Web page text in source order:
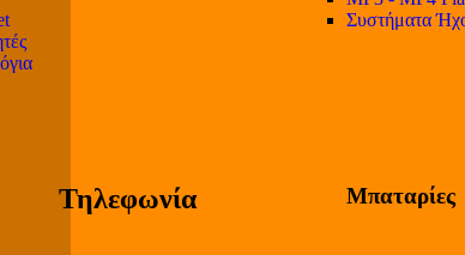
Συστήματα
Τηλεφωνία Μπαταρίες